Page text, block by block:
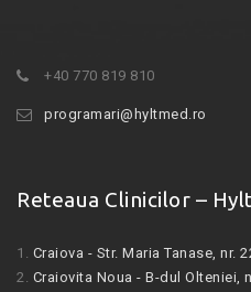
+40 770 819 810
programari@hyltmed.ro
Reteaua Clinicilor –
1. Craiova - Str. Maria Tanase, nr.
2. Craiovita Noua - B-dul Olteniei,